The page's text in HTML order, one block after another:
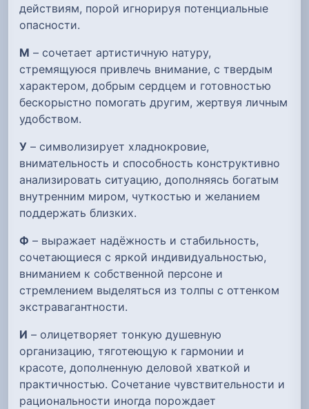
действиям, порой игнорируя потенциальные
опасности.
М – сочетает артистичную натуру,
стремящуюся привлечь внимание, с твердым
характером, добрым сердцем и готовностью
бескорыстно помогать другим, жертвуя личным
удобством.
У – символизирует хладнокровие,
внимательность и способность конструктивно
анализировать ситуацию, дополняясь богатым
внутренним миром, чуткостью и желанием
поддержать близких.
Ф – выражает надёжность и стабильность,
сочетающиеся с яркой индивидуальностью,
вниманием к собственной персоне и
стремлением выделяться из толпы с оттенком
экстравагантности.
И – олицетворяет тонкую душевную
организацию, тяготеющую к гармонии и
красоте, дополненную деловой хваткой и
практичностью. Сочетание чувствительности и
рациональности иногда порождает